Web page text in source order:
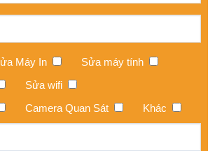
Máy In
Sửa máy tính
Sửa wifi
Camera Quan Sát Khác